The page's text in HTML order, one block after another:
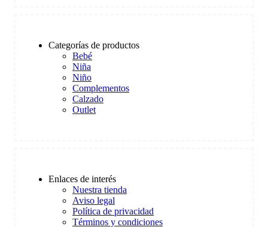
Categorías de productos
Bebé
Niña
Niño
Complementos
Calzado
Outlet
Enlaces de interés
Nuestra tienda
Aviso legal
Política de privacidad
Términos y condiciones